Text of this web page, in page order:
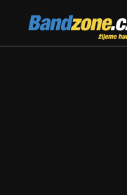
Bandzone.cz
žijeme hudbou